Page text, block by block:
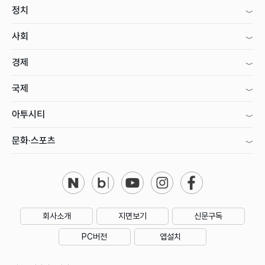
정치
사회
경제
국제
아투시티
문화·스포츠
회사소개 지면보기 신문구독
PC버전 앱설치